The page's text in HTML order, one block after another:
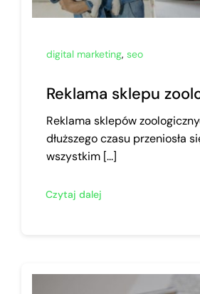
digital marketing, seo
Reklama sklepu
Reklama sklepów
dłuższego czasu przeniosła
wszystkim [...]
Czytaj dalej